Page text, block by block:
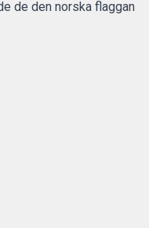
de den norska flaggan